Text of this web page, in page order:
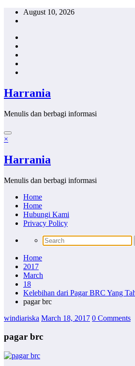
Skip
August 10, 2026
Harrania
Menulis dan berbagi informasi
×
Harrania
Menulis dan berbagi informasi
Home
Home
Hubungi Kami
Privacy Policy
Home
2017
March
18
Kelebihan dari Pagar BRC Yang
pagar brc
windiariska March 18, 2017 0 Comments
pagar brc